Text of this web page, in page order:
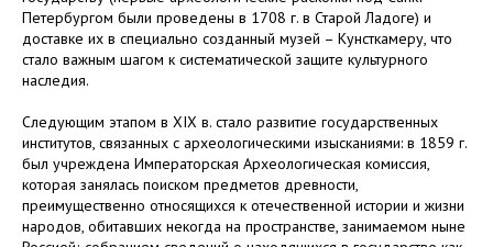
Петербургом были проведены в 1708 г. в Старой Ладоге) и
доставке их в специально созданный музей – Кунсткамеру, что
стало важным шагом к систематической защите культурного
наследия.
Следующим этапом в XIX в. стало развитие государственных
институтов, связанных с археологическими изысканиями: в 1859 г.
был учреждена Императорская Археологическая комиссия,
которая занялась поиском предметов древности,
преимущественно относящихся к отечественной истории и жизни
народов, обитавших некогда на пространстве, занимаемом ныне